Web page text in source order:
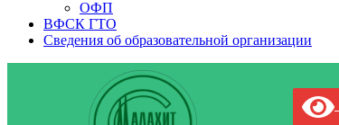
ОФП
ВФСК ГТО
Сведения об образовательной организации